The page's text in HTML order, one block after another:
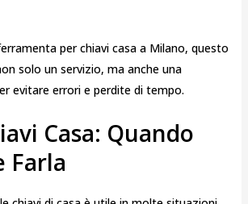
per chiavi casa a Milano, questo
solo un servizio, ma anche una
evitare errori e perdite di tempo.
Casa: Quando
Farla